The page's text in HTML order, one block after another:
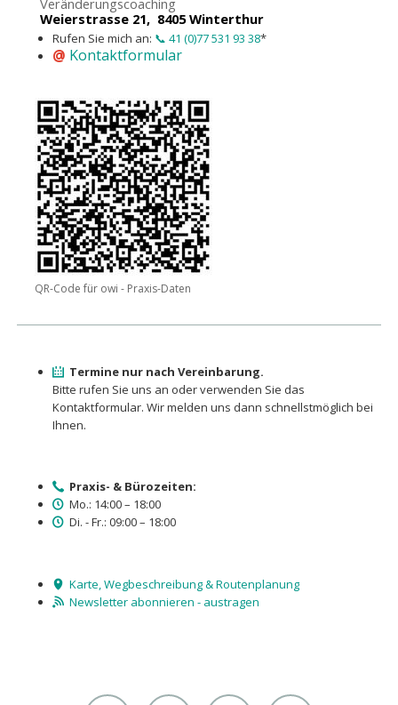
Weierstrasse 21, 8405 Winterthur
Rufen Sie mich an: 📞 41 (0)77 531 93 38*
@ Kontaktformular
QR-Code für owi - Praxis-Daten
Termine nur nach Vereinbarung.
Bitte rufen Sie uns an oder verwenden Sie das
Kontaktformular. Wir melden uns dann schnellstmöglich bei
Ihnen.
Praxis- & Bürozeiten:
Mo.: 14:00 – 18:00
Di. - Fr.: 09:00 – 18:00
Karte, Wegbeschreibung & Routenplanung
Newsletter abonnieren - austragen